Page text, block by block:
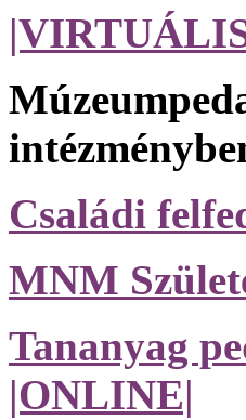
Családi
MNM
Tananyag
|ONLINE|